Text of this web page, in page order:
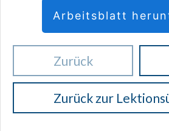
Arbeitsblatt
Zurück
Zurück zur